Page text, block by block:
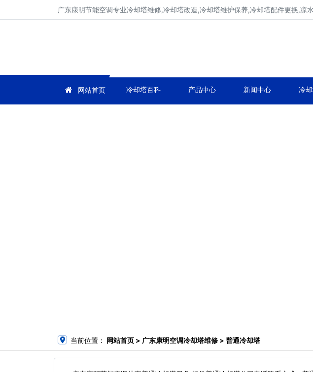
广东康明节能空调专业冷却塔维修,冷却塔改造,冷却塔维护保养,冷却塔配件更换,凉
网站首页 冷却塔百科 产品中心 新闻中心 冷
当前位置： 网站首页 > 广东康明空调冷却塔维修 > 普通冷却塔